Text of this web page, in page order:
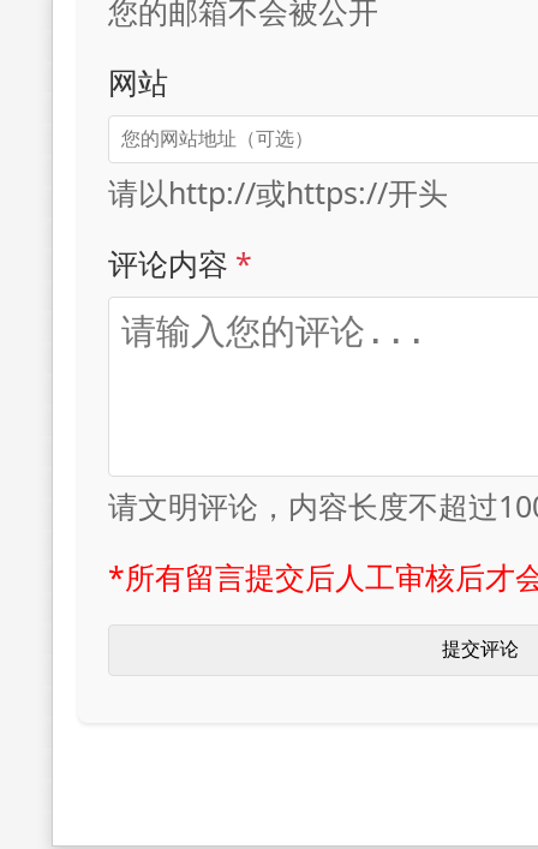
您的邮箱不会被公开
网站
请以http://或https://开头
评论内容 *
请文明评论，内容长度不超过
*所有留言提交后人工审核后才